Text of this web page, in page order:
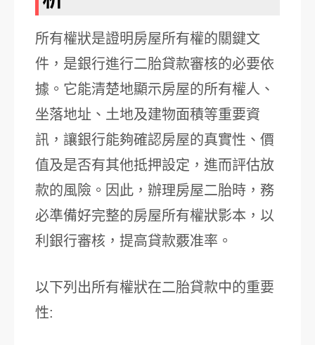
所有權狀是證明房屋所有權的關鍵文
件，是銀行進行二胎貸款審核的必要依
據。它能清楚地顯示房屋的所有權人、
坐落地址、土地及建物面積等重要資
訊，讓銀行能夠確認房屋的真實性、價
值及是否有其他抵押設定，進而評估放
款的風險。因此，辦理房屋二胎時，務
必準備好完整的房屋所有權狀影本，以
利銀行審核，提高貸款覈准率。
以下列出所有權狀在二胎貸款中的重要
性: